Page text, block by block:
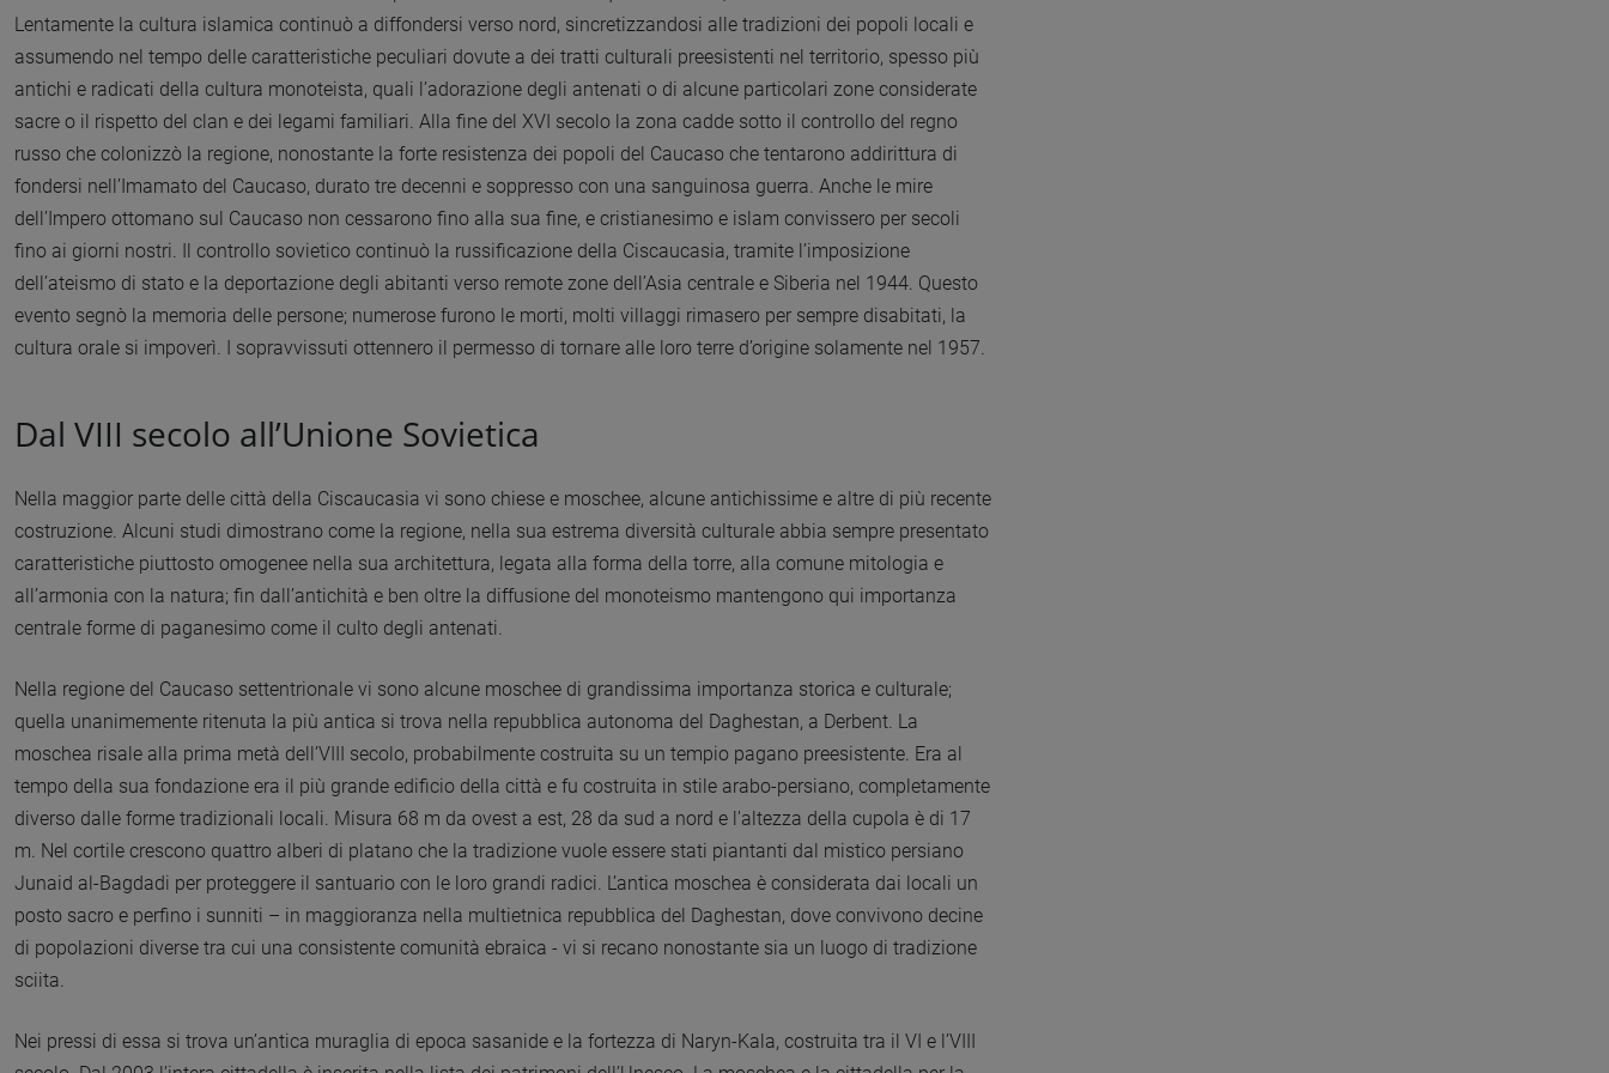
Lentamente la cultura islamica continuò a diffondersi verso nord, sincretizzandosi alle tradizioni dei popoli locali e
assumendo nel tempo delle caratteristiche peculiari dovute a dei tratti culturali preesistenti nel territorio, spesso più
antichi e radicati della cultura monoteista, quali l’adorazione degli antenati o di alcune particolari zone considerate
sacre o il rispetto del clan e dei legami familiari. Alla fine del XVI secolo la zona cadde sotto il controllo del regno
russo che colonizzò la regione, nonostante la forte resistenza dei popoli del Caucaso che tentarono addirittura di
fondersi nell’Imamato del Caucaso, durato tre decenni e soppresso con una sanguinosa guerra. Anche le mire
dell’Impero ottomano sul Caucaso non cessarono fino alla sua fine, e cristianesimo e islam convissero per secoli
fino ai giorni nostri. Il controllo sovietico continuò la russificazione della Ciscaucasia, tramite l’imposizione
dell’ateismo di stato e la deportazione degli abitanti verso remote zone dell’Asia centrale e Siberia nel 1944. Questo
evento segnò la memoria delle persone; numerose furono le morti, molti villaggi rimasero per sempre disabitati, la
cultura orale si impoverì. I sopravvissuti ottennero il permesso di tornare alle loro terre d’origine solamente nel 1957.
Dal VIII secolo all’Unione Sovietica
Nella maggior parte delle città della Ciscaucasia vi sono chiese e moschee, alcune antichissime e altre di più recente
costruzione. Alcuni studi dimostrano come la regione, nella sua estrema diversità culturale abbia sempre presentato
caratteristiche piuttosto omogenee nella sua architettura, legata alla forma della torre, alla comune mitologia e
all’armonia con la natura; fin dall’antichità e ben oltre la diffusione del monoteismo mantengono qui importanza
centrale forme di paganesimo come il culto degli antenati.
Nella regione del Caucaso settentrionale vi sono alcune moschee di grandissima importanza storica e culturale;
quella unanimemente ritenuta la più antica si trova nella repubblica autonoma del Daghestan, a Derbent. La
moschea risale alla prima metà dell’VIII secolo, probabilmente costruita su un tempio pagano preesistente. Era al
tempo della sua fondazione era il più grande edificio della città e fu costruita in stile arabo-persiano, completamente
diverso dalle forme tradizionali locali. Misura 68 m da ovest a est, 28 da sud a nord e l'altezza della cupola è di 17
m. Nel cortile crescono quattro alberi di platano che la tradizione vuole essere stati piantanti dal mistico persiano
Junaid al-Bagdadi per proteggere il santuario con le loro grandi radici. L’antica moschea è considerata dai locali un
posto sacro e perfino i sunniti – in maggioranza nella multietnica repubblica del Daghestan, dove convivono decine
di popolazioni diverse tra cui una consistente comunità ebraica - vi si recano nonostante sia un luogo di tradizione
sciita.
Nei pressi di essa si trova un’antica muraglia di epoca sasanide e la fortezza di Naryn-Kala, costruita tra il VI e l’VIII